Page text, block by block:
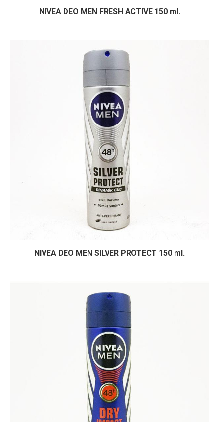
NIVEA DEO MEN FRESH ACTIVE 150 ml.
NIVEA DEO MEN SILVER PROTECT 150 ml.